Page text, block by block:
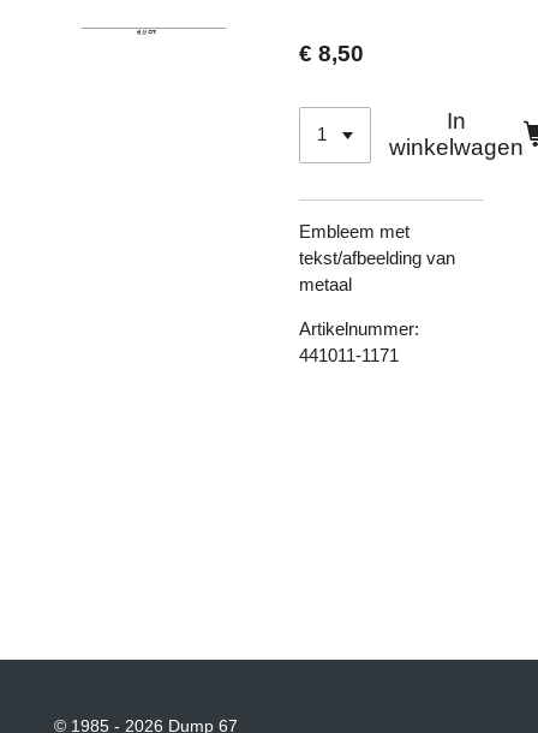
€ 8,50
In
winkelwagen
Embleem met
tekst/afbeelding van
metaal
Artikelnummer:
441011-1171
© 1985 - 2026 Dump 67